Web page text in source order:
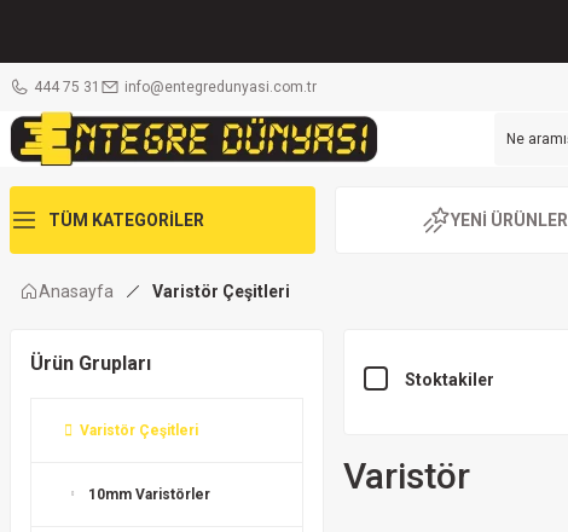
444 75 31 info@entegredunyasi.com.tr
TÜM KATEGORİLER YENİ ÜRÜNLER
Anasayfa Varistör Çeşitleri
Ürün Grupları
Varistör Çeşitleri
10mm Varistörler
Stoktakiler
Varistör